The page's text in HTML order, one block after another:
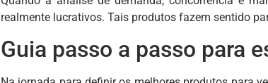
realmente lucrativos. Tais produtos fazem sentido
Guia passo a passo para